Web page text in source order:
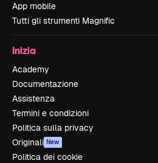
App mobile
Tutti gli strumenti Magnific
Inizia
Academy
Documentazione
Assistenza
Termini e condizioni
Politica sulla privacy
Originali New
Politica dei cookie